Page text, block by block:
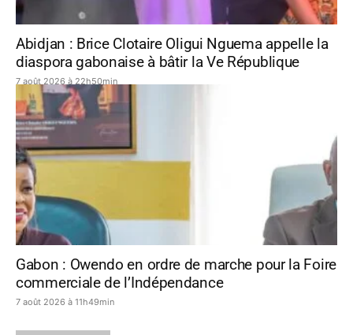
Abidjan : Brice Clotaire Oligui Nguema appelle la
diaspora gabonaise à bâtir la Ve République
7 août 2026 à 22h50min
Gabon : Owendo en ordre de marche pour la Foire
commerciale de l’Indépendance
7 août 2026 à 11h49min